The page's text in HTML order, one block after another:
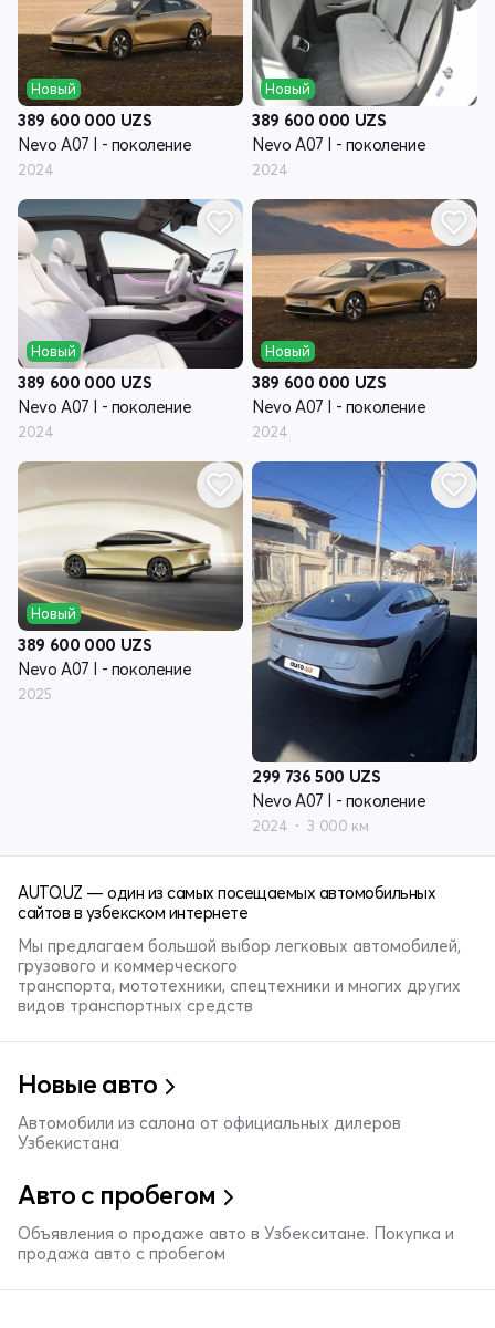
Новый
389 600 000 UZS
Nevo A07 I - поколение
2024
Новый
389 600 000 UZS
Nevo A07 I - поколение
2024
Новый
389 600 000 UZS
Nevo A07 I - поколение
2024
Новый
389 600 000 UZS
Nevo A07 I - поколение
2024
Новый
389 600 000 UZS
Nevo A07 I - поколение
2025
299 736 500 UZS
Nevo A07 I - поколение
2024 3 000 км
AUTO.UZ — один из самых посещаемых автомобильных
сайтов в узбекском интернете
Мы предлагаем большой выбор легковых автомобилей,
грузового и коммерческого
транспорта, мототехники, спецтехники и многих других
видов транспортных средств
Новые авто
Автомобили из салона от официальных дилеров
Узбекистана
Авто с пробегом
Объявления о продаже авто в Узбекситане. Покупка и
продажа авто с пробегом